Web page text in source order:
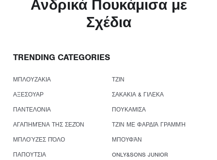
Ανδρικά Πουκάμισα με
Σχέδια
TRENDING CATEGORIES
ΜΠΛΟΥΖΑΚΙΑ
ΤΖΙΝ
ΑΞΕΣΟΥΑΡ
ΣΑΚΑΚΙΑ & ΓΙΛΕΚΑ
ΠΑΝΤΕΛΟΝΙΑ
ΠΟΥΚΑΜΙΣΑ
ΑΓΑΠΗΜΈΝΑ ΤΗΣ ΣΕΖΌΝ
ΤΖΙΝ ΜΕ ΦΑΡΔΙΆ ΓΡΑΜΜΉ
ΜΠΛΟΎΖΕΣ ΠΌΛΟ
ΜΠΟΥΦΆΝ
ΠΑΠΟΥΤΣΙΑ
ONLY&SONS JUNIOR